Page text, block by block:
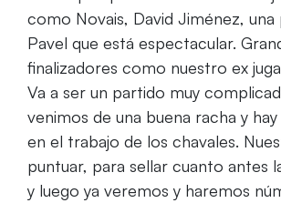
como Novais, David Jiménez,
Pavel que está espectacular.
finalizadores como nuestro ex
Va a ser un partido muy
venimos de una buena racha y
en el trabajo de los chavales.
puntuar, para sellar cuanto antes
y luego ya veremos y haremos